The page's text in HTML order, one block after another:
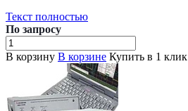
Текст полностью
По запросу
В корзину В корзине Купить в 1 клик